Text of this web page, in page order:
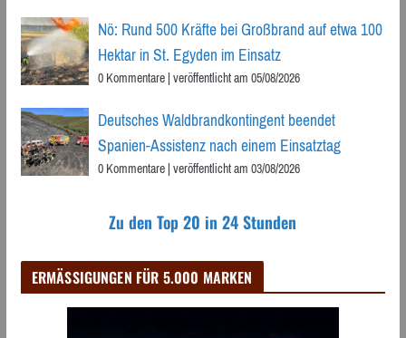
Nö: Rund 500 Kräfte bei Großbrand auf etwa 100
Hektar in St. Egyden im Einsatz
0 Kommentare|veröffentlicht am 05/08/2026
Deutsches Waldbrandkontingent beendet
Spanien-Assistenz nach einem Einsatztag
0 Kommentare|veröffentlicht am 03/08/2026
Zu den Top 20 in 24 Stunden
ERMÄSSIGUNGEN FÜR 5.000 MARKEN